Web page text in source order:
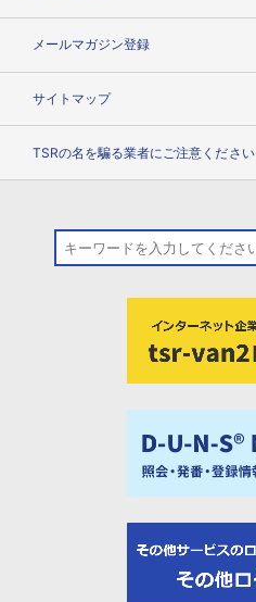
メールマガジン登録
サイトマップ
TSRの名を騙る業者にご注意ください